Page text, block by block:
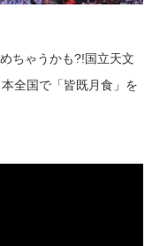
ちゃうかも?!国立天文
全国で「皆既月食」を